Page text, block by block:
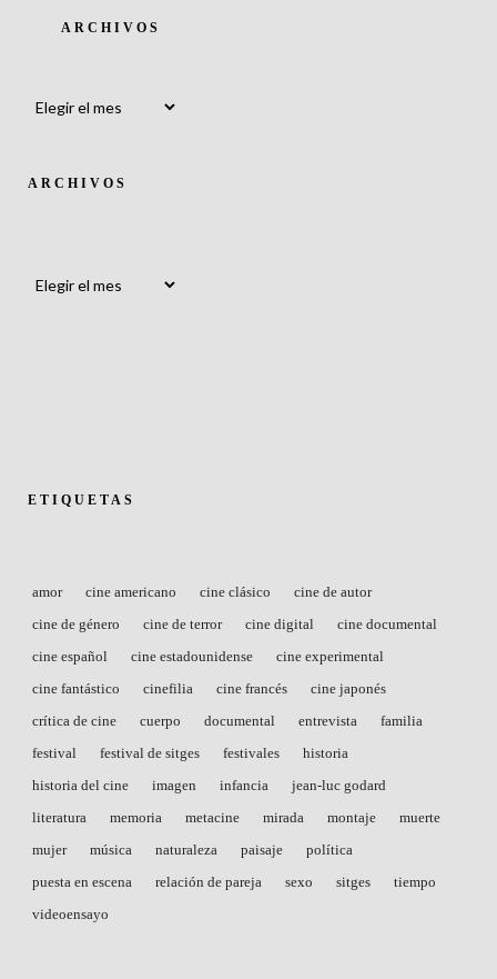
ARCHIVOS
ARCHIVOS
ETIQUETAS
amor cine americano cine clásico
cine de autor
cine de género
cine de terror cine digital
cine documental
cine español
cine estadounidense
cine experimental
cine fantástico
cinefilia cine francés
cine japonés
crítica de cine
cuerpo documental entrevista
familia
festival
festival de sitges festivales
historia
historia del cine
imagen infancia
jean-luc godard
literatura
memoria metacine mirada montaje
muerte
mujer
música naturaleza paisaje
política
puesta en escena
relación de pareja sexo sitges
tiempo
videoensayo